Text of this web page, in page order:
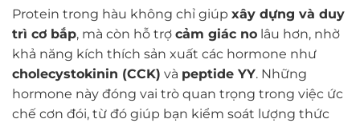
Protein trong hàu không chỉ giúp xây dựng và duy
trì cơ bắp, mà còn hỗ trợ cảm giác no lâu hơn, nhờ
khả năng kích thích sản xuất các hormone như
cholecystokinin (CCK) và peptide YY. Những
hormone này đóng vai trò quan trọng trong việc ức
chế cơn đói, từ đó giúp bạn kiểm soát lượng thức